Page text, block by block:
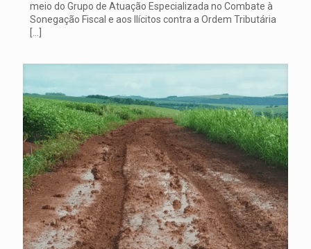
meio do Grupo de Atuação Especializada no Combate à
Sonegação Fiscal e aos Ilícitos contra a Ordem Tributária